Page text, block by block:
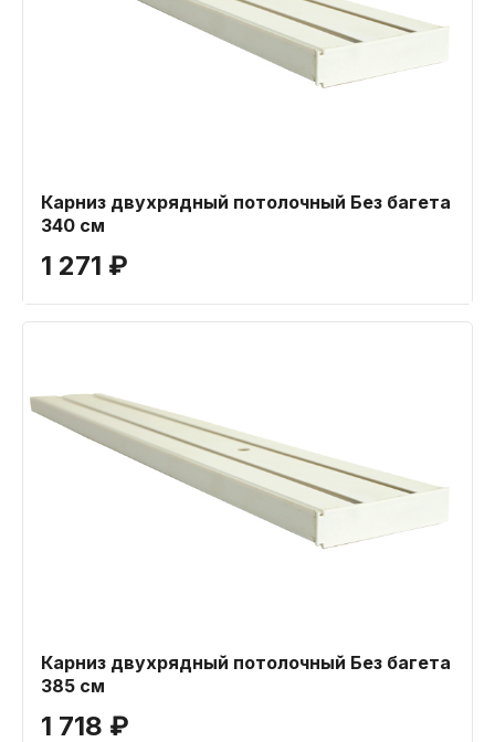
Карниз двухрядный потолочный Без багета
340 см
1 271 ₽
Карниз двухрядный потолочный Без багета
385 см
1 718 ₽